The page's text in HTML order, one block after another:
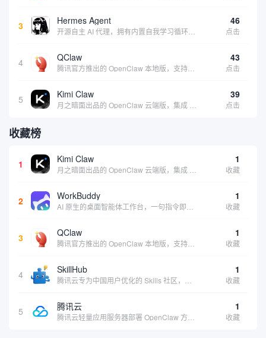
3 Hermes Agent 46
点击
4 QClaw 43
点击
5 Kimi Claw 39
点击
收藏榜
1 Kimi Claw 1
收藏
2 WorkBuddy 1
收藏
3 QClaw 1
收藏
4 SkillHub 1
收藏
5 腾讯云 1
收藏